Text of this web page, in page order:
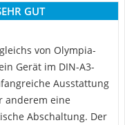
GUT
von Olympia-
Gerät im DIN-A3-
Ausstattung
anderem eine
Abschaltung. Der